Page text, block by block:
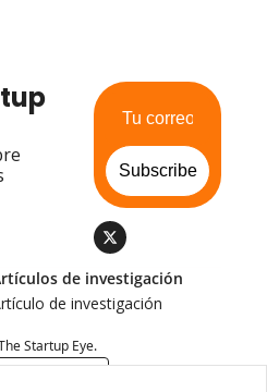
Subscribe
de investigación
de investigación
Startup Eye.